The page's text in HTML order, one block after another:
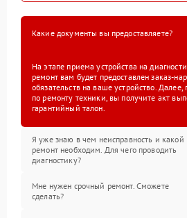
Какие документы вы предоставляете?
На этапе приема устройства на
ремонт вам будет предоставлен заказ-
обязательств на ваше устройство.
по ремонту техники, вы получите акт
гарантийный талон.
Я уже знаю в чем неисправность и какой
ремонт необходим. Для чего проводить
диагностику?
Мне нужен срочный ремонт. Сможете
сделать?